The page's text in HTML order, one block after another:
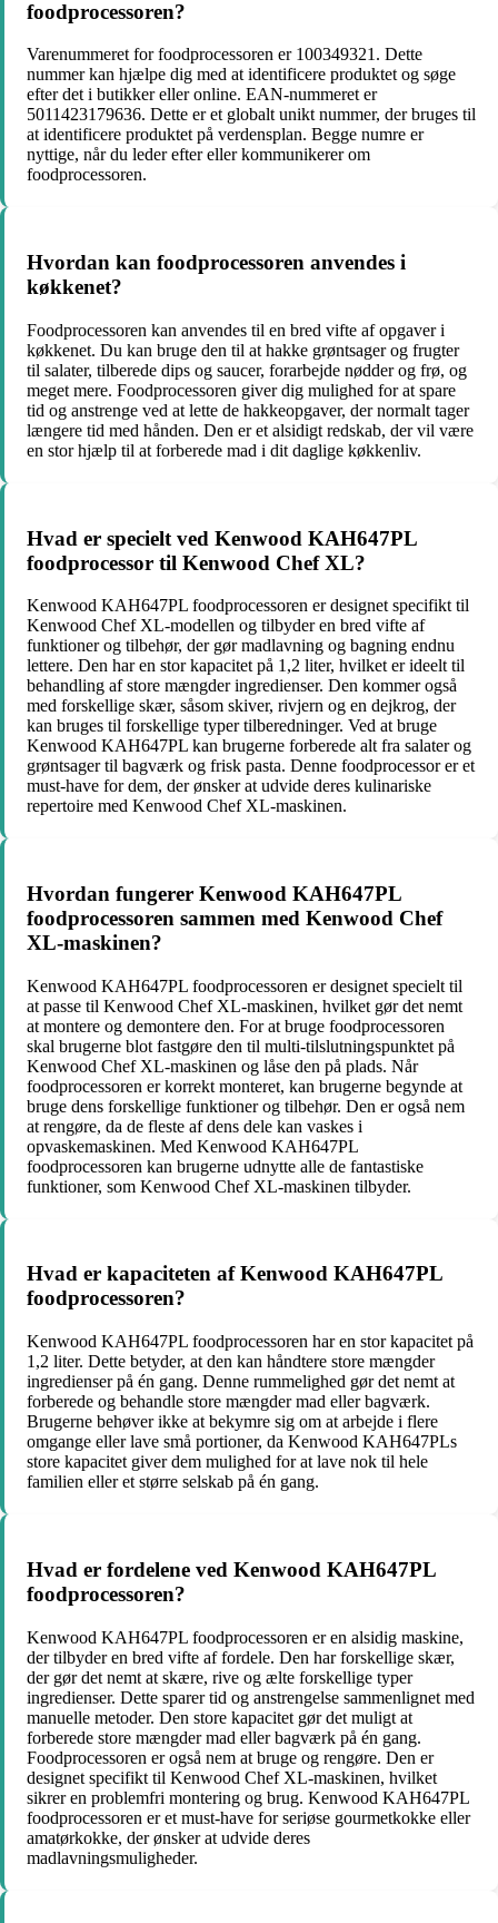
foodprocessoren?
Varenummeret for foodprocessoren er 100349321. Dette
nummer kan hjælpe dig med at identificere produktet og søge
efter det i butikker eller online. EAN-nummeret er
5011423179636. Dette er et globalt unikt nummer, der bruges til
at identificere produktet på verdensplan. Begge numre er
nyttige, når du leder efter eller kommunikerer om
foodprocessoren.
Hvordan kan foodprocessoren anvendes i
køkkenet?
Foodprocessoren kan anvendes til en bred vifte af opgaver i
køkkenet. Du kan bruge den til at hakke grøntsager og frugter
til salater, tilberede dips og saucer, forarbejde nødder og frø, og
meget mere. Foodprocessoren giver dig mulighed for at spare
tid og anstrenge ved at lette de hakkeopgaver, der normalt tager
længere tid med hånden. Den er et alsidigt redskab, der vil være
en stor hjælp til at forberede mad i dit daglige køkkenliv.
Hvad er specielt ved Kenwood KAH647PL
foodprocessor til Kenwood Chef XL?
Kenwood KAH647PL foodprocessoren er designet specifikt til
Kenwood Chef XL-modellen og tilbyder en bred vifte af
funktioner og tilbehør, der gør madlavning og bagning endnu
lettere. Den har en stor kapacitet på 1,2 liter, hvilket er ideelt til
behandling af store mængder ingredienser. Den kommer også
med forskellige skær, såsom skiver, rivjern og en dejkrog, der
kan bruges til forskellige typer tilberedninger. Ved at bruge
Kenwood KAH647PL kan brugerne forberede alt fra salater og
grøntsager til bagværk og frisk pasta. Denne foodprocessor er et
must-have for dem, der ønsker at udvide deres kulinariske
repertoire med Kenwood Chef XL-maskinen.
Hvordan fungerer Kenwood KAH647PL
foodprocessoren sammen med Kenwood Chef
XL-maskinen?
Kenwood KAH647PL foodprocessoren er designet specielt til
at passe til Kenwood Chef XL-maskinen, hvilket gør det nemt
at montere og demontere den. For at bruge foodprocessoren
skal brugerne blot fastgøre den til multi-tilslutningspunktet på
Kenwood Chef XL-maskinen og låse den på plads. Når
foodprocessoren er korrekt monteret, kan brugerne begynde at
bruge dens forskellige funktioner og tilbehør. Den er også nem
at rengøre, da de fleste af dens dele kan vaskes i
opvaskemaskinen. Med Kenwood KAH647PL
foodprocessoren kan brugerne udnytte alle de fantastiske
funktioner, som Kenwood Chef XL-maskinen tilbyder.
Hvad er kapaciteten af Kenwood KAH647PL
foodprocessoren?
Kenwood KAH647PL foodprocessoren har en stor kapacitet på
1,2 liter. Dette betyder, at den kan håndtere store mængder
ingredienser på én gang. Denne rummelighed gør det nemt at
forberede og behandle store mængder mad eller bagværk.
Brugerne behøver ikke at bekymre sig om at arbejde i flere
omgange eller lave små portioner, da Kenwood KAH647PLs
store kapacitet giver dem mulighed for at lave nok til hele
familien eller et større selskab på én gang.
Hvad er fordelene ved Kenwood KAH647PL
foodprocessoren?
Kenwood KAH647PL foodprocessoren er en alsidig maskine,
der tilbyder en bred vifte af fordele. Den har forskellige skær,
der gør det nemt at skære, rive og ælte forskellige typer
ingredienser. Dette sparer tid og anstrengelse sammenlignet med
manuelle metoder. Den store kapacitet gør det muligt at
forberede store mængder mad eller bagværk på én gang.
Foodprocessoren er også nem at bruge og rengøre. Den er
designet specifikt til Kenwood Chef XL-maskinen, hvilket
sikrer en problemfri montering og brug. Kenwood KAH647PL
foodprocessoren er et must-have for seriøse gourmetkokke eller
amatørkokke, der ønsker at udvide deres
madlavningsmuligheder.